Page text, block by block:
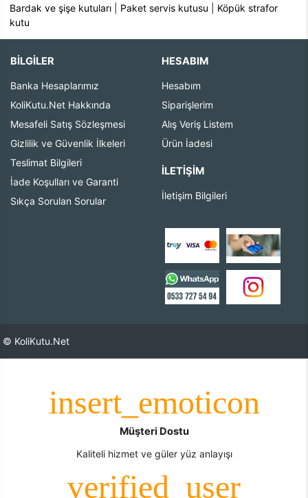
Bardak ve şişe kutuları
Paket servis kutusu
Köpük strafor
kutu
BİLGİLER
Banka Hesaplarımız
KoliKutu.Net Hakkında
Mesafeli Satış Sözleşmesi
Gizlilik ve Güvenlik İlkeleri
Teslimat Bilgileri
İade Koşulları ve Garanti
Sıkça Sorulan Sorular
HESABIM
Hesabım
Siparişlerim
Alış Veriş Listem
Ürün İadesi
İLETIŞIM
İletişim Bilgileri
© KoliKutu.Net
Müşteri Dostu
Kaliteli hizmet ve güler yüz anlayışı